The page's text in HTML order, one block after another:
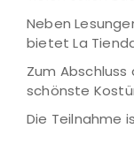
Neben
bietet La
Zum
schönste
Die Teilnahme